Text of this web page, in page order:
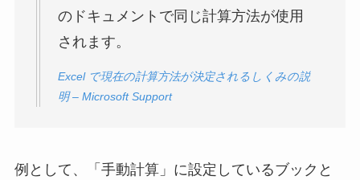
のドキュメントで同じ計算方法が使用
されます。
Excel で現在の計算方法が決定されるしくみの説
明 – Microsoft Support
例として、「手動計算」に設定しているブックと